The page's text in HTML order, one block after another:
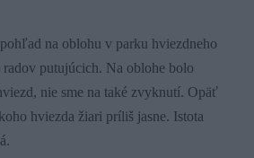
na oblohu v parku hviezdneho
putujúcich. Na oblohe bolo
nie sme na také zvyknutí. Opäť
hviezda žiari príliš jasne. Istota